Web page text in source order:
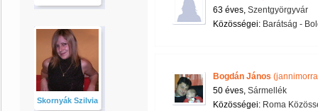
Skornyák Szilvia
63 éves, Szentgyörgyvár
Közösségei: Barátság -
Bogdán János
50 éves, Sármellék
Közösségei: Roma